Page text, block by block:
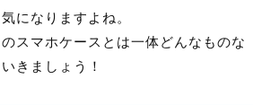
になりますよね。
スマホケースとは一体どんなものな
きましょう！